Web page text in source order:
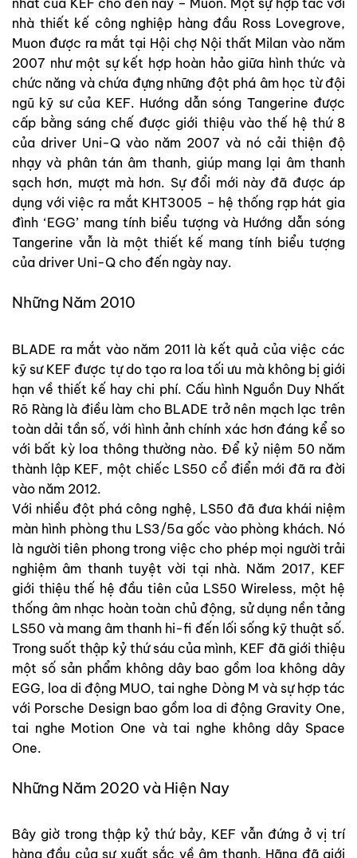
nhất của KEF cho đến nay – Muon. Một sự hợp tác với
nhà thiết kế công nghiệp hàng đầu Ross Lovegrove,
Muon được ra mắt tại Hội chợ Nội thất Milan vào năm
2007 như một sự kết hợp hoàn hảo giữa hình thức và
chức năng và chứa đựng những đột phá âm học từ đội
ngũ kỹ sư của KEF. Hướng dẫn sóng Tangerine được
cấp bằng sáng chế được giới thiệu vào thế hệ thứ 8
của driver Uni-Q vào năm 2007 và nó cải thiện độ
nhạy và phân tán âm thanh, giúp mang lại âm thanh
sạch hơn, mượt mà hơn. Sự đổi mới này đã được áp
dụng với việc ra mắt KHT3005 – hệ thống rạp hát gia
đình ‘EGG’ mang tính biểu tượng và Hướng dẫn sóng
Tangerine vẫn là một thiết kế mang tính biểu tượng
của driver Uni-Q cho đến ngày nay.
Những Năm 2010
BLADE ra mắt vào năm 2011 là kết quả của việc các
kỹ sư KEF được tự do tạo ra loa tối ưu mà không bị giới
hạn về thiết kế hay chi phí. Cấu hình Nguồn Duy Nhất
Rõ Ràng là điều làm cho BLADE trở nên mạch lạc trên
toàn dải tần số, với hình ảnh chính xác hơn đáng kể so
với bất kỳ loa thông thường nào. Để kỷ niệm 50 năm
thành lập KEF, một chiếc LS50 cổ điển mới đã ra đời
vào năm 2012.
Với nhiều đột phá công nghệ, LS50 đã đưa khái niệm
màn hình phòng thu LS3/5a gốc vào phòng khách. Nó
là người tiên phong trong việc cho phép mọi người trải
nghiệm âm thanh tuyệt vời tại nhà. Năm 2017, KEF
giới thiệu thế hệ đầu tiên của LS50 Wireless, một hệ
thống âm nhạc hoàn toàn chủ động, sử dụng nền tảng
LS50 và mang âm thanh hi-fi đến lối sống kỹ thuật số.
Trong suốt thập kỷ thứ sáu của mình, KEF đã giới thiệu
một số sản phẩm không dây bao gồm loa không dây
EGG, loa di động MUO, tai nghe Dòng M và sự hợp tác
với Porsche Design bao gồm loa di động Gravity One,
tai nghe Motion One và tai nghe không dây Space
One.
Những Năm 2020 và Hiện Nay
Bây giờ trong thập kỷ thứ bảy, KEF vẫn đứng ở vị trí
hàng đầu của sự xuất sắc về âm thanh. Hãng đã giới